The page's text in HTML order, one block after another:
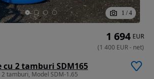
1 / 4
2 tamburi SDM165
tamburi, Model SDM-1.65
1 694 EUR
(1 400 EUR- net)